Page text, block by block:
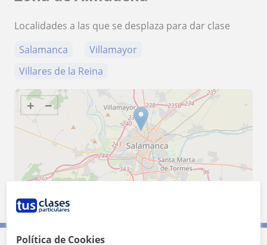
Localidades a las que se desplaza para dar clase
Salamanca
Villamayor
Villares de la Reina
+ −
3 mi
Política de Cookies